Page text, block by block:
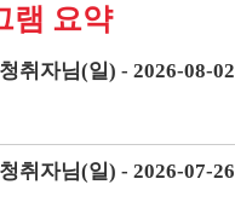
램 요약
취자님(일) - 2026-08-02
취자님(일) - 2026-07-26